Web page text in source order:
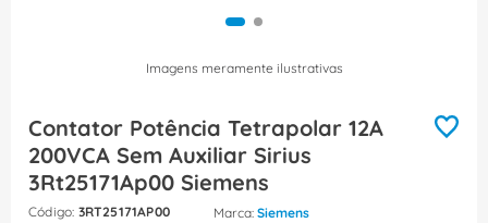
Imagens meramente ilustrativas
Contator Potência Tetrapolar 12A
200VCA Sem Auxiliar Sirius
3Rt25171Ap00 Siemens
: 3RT25171AP00 Siemens